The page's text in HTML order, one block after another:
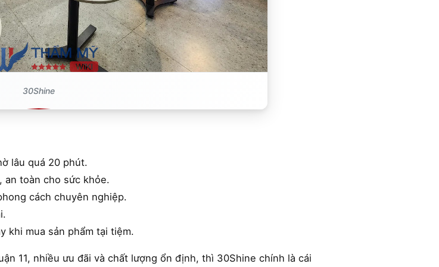
30Shine
lâu quá 20 phút.
an toàn cho sức khỏe.
cách chuyên nghiệp.
khi mua sản phẩm tại tiệm.
11, nhiều ưu đãi và chất lượng ổn định, thì 30Shine chính là cái